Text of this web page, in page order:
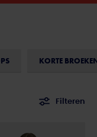
KORTE
Filteren